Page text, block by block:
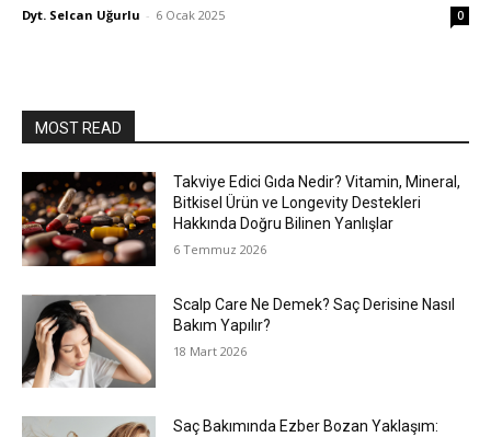
Dyt. Selcan Uğurlu - 6 Ocak 2025 0
MOST READ
Takviye Edici Gıda Nedir? Vitamin, Mineral,
Bitkisel Ürün ve Longevity Destekleri
Hakkında Doğru Bilinen Yanlışlar
6 Temmuz 2026
Scalp Care Ne Demek? Saç Derisine Nasıl
Bakım Yapılır?
18 Mart 2026
Saç Bakımında Ezber Bozan Yaklaşım: